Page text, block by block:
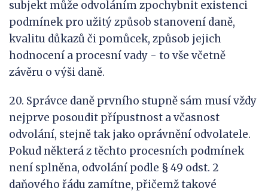
subjekt může odvoláním zpochybnit existenci
podmínek pro užitý způsob stanovení daně,
kvalitu důkazů či pomůcek, způsob jejich
hodnocení a procesní vady - to vše včetně
závěru o výši daně.
20. Správce daně prvního stupně sám musí vždy
nejprve posoudit přípustnost a včasnost
odvolání, stejně tak jako oprávnění odvolatele.
Pokud některá z těchto procesních podmínek
není splněna, odvolání podle § 49 odst. 2
daňového řádu zamítne, přičemž takové